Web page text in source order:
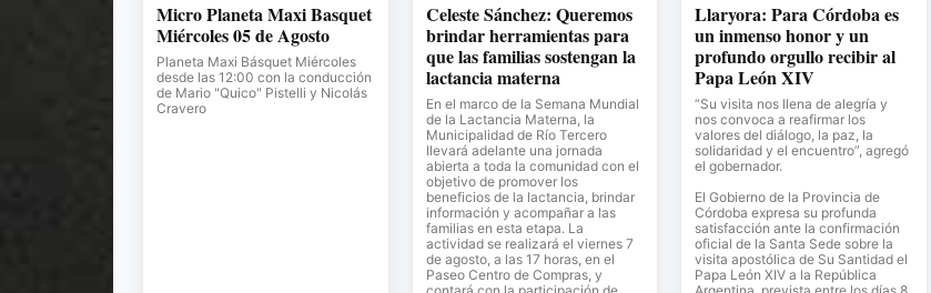
Micro Planeta Maxi Basquet
Miércoles 05 de Agosto
Planeta Maxi Básquet Miércoles
desde las 12:00 con la conducción
de Mario "Quico" Pistelli y Nicolás
Cravero
Celeste Sánchez: Queremos
brindar herramientas para
que las familias sostengan la
lactancia materna
En el marco de la Semana Mundial
de la Lactancia Materna, la
Municipalidad de Río Tercero
llevará adelante una jornada
abierta a toda la comunidad con el
objetivo de promover los
beneficios de la lactancia, brindar
información y acompañar a las
familias en esta etapa. La
actividad se realizará el viernes 7
de agosto, a las 17 horas, en el
Paseo Centro de Compras, y
Llaryora: Para Córdoba es
un inmenso honor y un
profundo orgullo recibir al
Papa León XIV
“Su visita nos llena de alegría y
nos convoca a reafirmar los
valores del diálogo, la paz, la
solidaridad y el encuentro”, agregó
el gobernador.
El Gobierno de la Provincia de
Córdoba expresa su profunda
satisfacción ante la confirmación
oficial de la Santa Sede sobre la
visita apostólica de Su Santidad el
Papa León XIV a la República